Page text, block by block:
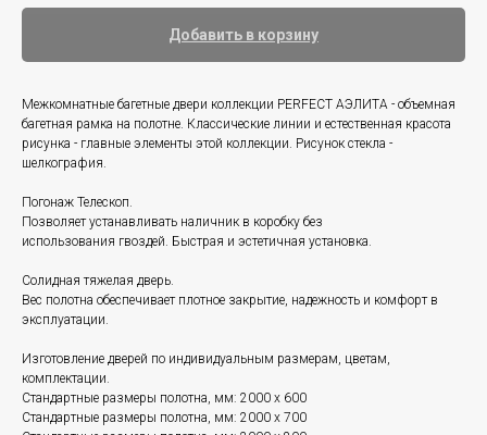
Добавить в корзину
Межкомнатные багетные двери коллекции PERFECT АЭЛИТА - объемная
багетная рамка на полотне. Классические линии и естественная красота
рисунка - главные элементы этой коллекции. Рисунок стекла -
шелкография.
Погонаж Телескоп.
Позволяет устанавливать наличник в коробку без
использования гвоздей. Быстрая и эстетичная установка.
Солидная тяжелая дверь.
Вес полотна обеспечивает плотное закрытие, надежность и комфорт в
эксплуатации.
Изготовление дверей по индивидуальным размерам, цветам,
комплектации.
Стандартные размеры полотна, мм: 2000 x 600
Стандартные размеры полотна, мм: 2000 x 700